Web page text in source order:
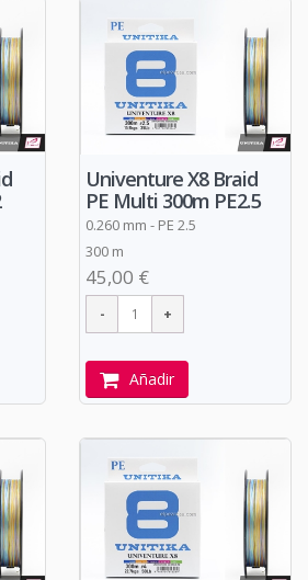
Univenture X8 Braid
PE Multi 300m PE2.5
0.260 mm - PE 2.5
300 m
45,00 €
Añadir